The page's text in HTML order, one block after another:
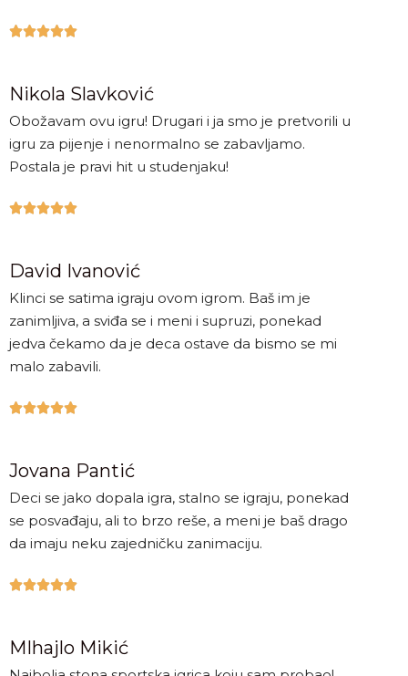

Nikola Slavković
Obožavam ovu igru! Drugari i ja smo je pretvorili u
igru za pijenje i nenormalno se zabavljamo.
Postala je pravi hit u studenjaku!

David Ivanović
Klinci se satima igraju ovom igrom. Baš im je
zanimljiva, a sviđa se i meni i supruzi, ponekad
jedva čekamo da je deca ostave da bismo se mi
malo zabavili.

Jovana Pantić
Deci se jako dopala igra, stalno se igraju, ponekad
se posvađaju, ali to brzo reše, a meni je baš drago
da imaju neku zajedničku zanimaciju.

MIhajlo Mikić